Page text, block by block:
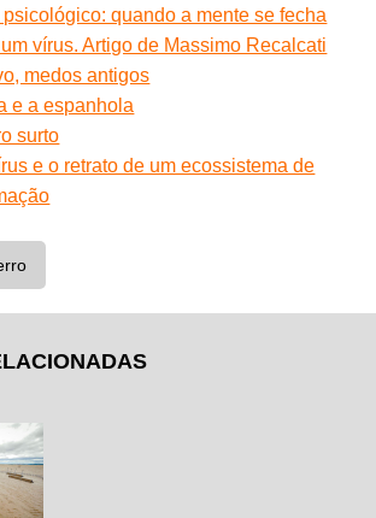
quando a mente se fecha
vírus. Artigo de Massimo Recalcati
medos antigos
e a espanhola
surto
e o retrato de um ecossistema de